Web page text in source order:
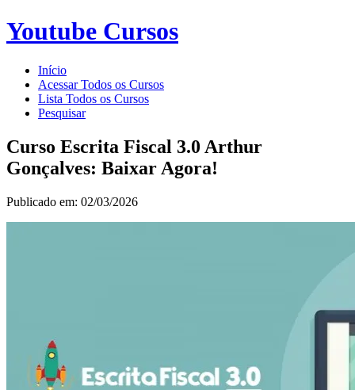
Youtube Cursos
Início
Acessar Todos os Cursos
Lista Todos os Cursos
Pesquisar
Curso Escrita Fiscal 3.0 Arthur
Gonçalves: Baixar Agora!
Publicado em: 02/03/2026